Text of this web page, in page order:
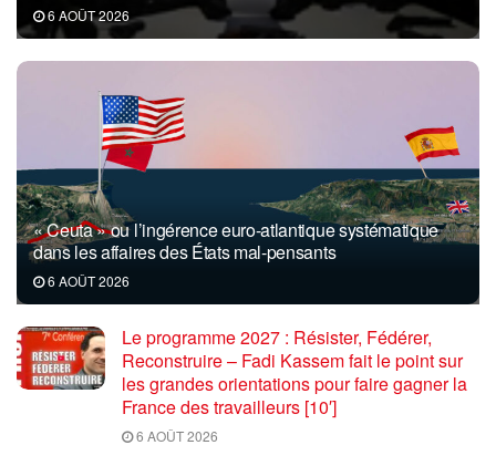
6 AOÛT 2026
« Ceuta » ou l’ingérence euro-atlantique systématique
dans les affaires des États mal-pensants
6 AOÛT 2026
Le programme 2027 : Résister, Fédérer,
Reconstruire – Fadi Kassem fait le point sur
les grandes orientations pour faire gagner la
France des travailleurs [10′]
6 AOÛT 2026